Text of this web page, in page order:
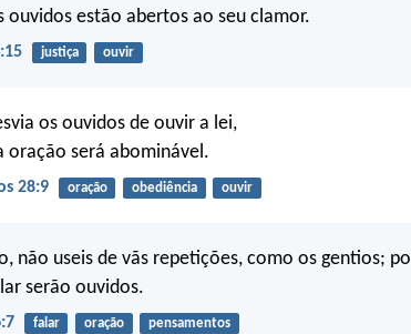
ouvidos estão abertos ao seu clamor.
justiça ouvir
os ouvidos de ouvir a lei,
oração será abominável.
28:9 oração obediência ouvir
não useis de vãs repetições, como os gentios;
serão ouvidos.
falar oração pensamentos